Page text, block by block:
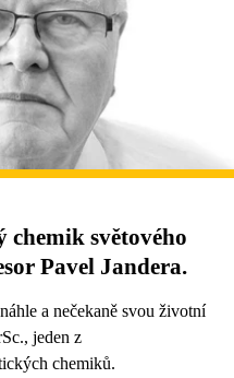
chemik světového
Pavel Jandera.
a nečekaně svou životní
jeden z
chemiků.